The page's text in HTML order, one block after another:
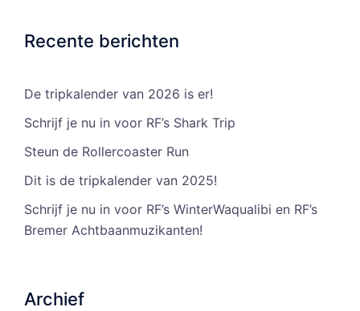
Recente berichten
De tripkalender van 2026 is er!
Schrijf je nu in voor RF’s Shark Trip
Steun de Rollercoaster Run
Dit is de tripkalender van 2025!
Schrijf je nu in voor RF’s WinterWaqualibi en RF’s
Bremer Achtbaanmuzikanten!
Archief